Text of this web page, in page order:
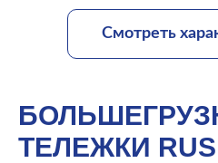
Смотреть
ТЕЛЕЖКИ